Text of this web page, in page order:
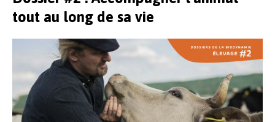
tout au long de sa vie